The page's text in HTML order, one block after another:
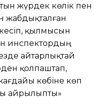
жүрдек көлік пен
жабдықталған
қылмысын
инспектордың
айтарлықтай
қолпаштап,
көбіне көп
айрылыпты»